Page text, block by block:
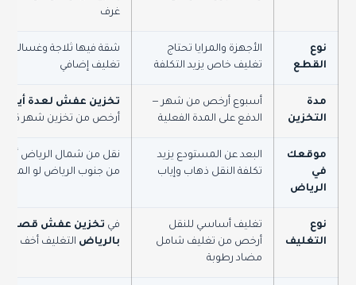
غرف
نوع
القطع
الأجهزة والمرايا تحتاج
تغليف خاص يزيد التكلفة
شقة فيها ثلاجة وغسالة
تغليف إضافي
مدة
التخزين
أسبوع أرخص من شهر —
الدفع على المدة الفعلية
تخزين عفش لعدة أيام
أرخص من تخزين شهر
موقعك
في
الرياض
البعد عن المستودع يزيد
تكلفة النقل ذهاب وإياب
نقل من شمال الرياض
من جنوب الرياض لو
نوع
التغليف
تغليف أساسي للنقل
أرخص من تغليف شامل
مضاد رطوبة
في تخزين عفش قصير
بالرياض التغليف أخف